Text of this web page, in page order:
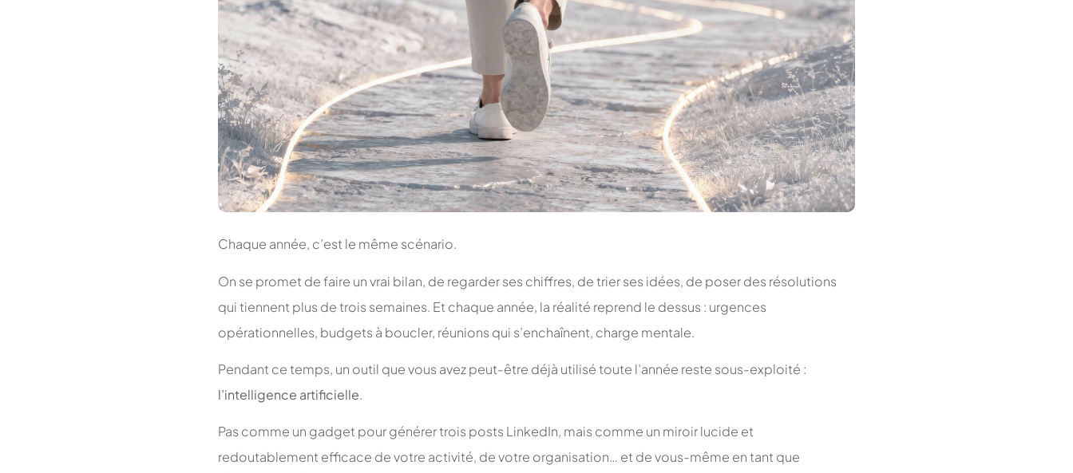
Chaque année, c’est le même scénario.
On se promet de faire un vrai bilan, de regarder ses chiffres, de trier ses idées, de poser des résolutions
qui tiennent plus de trois semaines. Et chaque année, la réalité reprend le dessus : urgences
opérationnelles, budgets à boucler, réunions qui s’enchaînent, charge mentale.
Pendant ce temps, un outil que vous avez peut-être déjà utilisé toute l’année reste sous-exploité :
l’intelligence artificielle.
Pas comme un gadget pour générer trois posts LinkedIn, mais comme un miroir lucide et
redoutablement efficace de votre activité, de votre organisation… et de vous-même en tant que